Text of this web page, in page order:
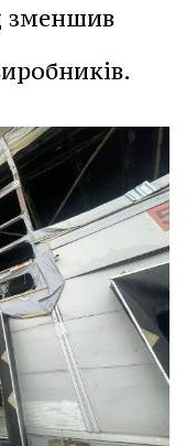
зменшив